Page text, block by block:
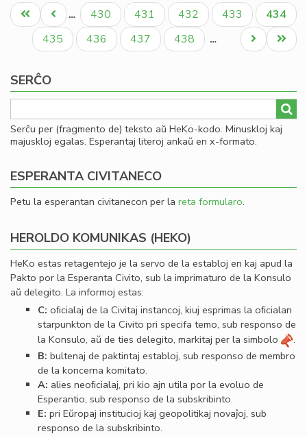
en
la
Pagination
Unua
paĝo
Antaŭa
paĝo
… Paĝo
430 Paĝo
431 Paĝo
432 Paĝo
433
Aktuala
paĝo
434
Paĝo
435 Paĝo
436 Paĝo
437 Paĝo
438 …
Last
page
Next
page
SERĈO
Serĉu per (fragmento de) teksto aŭ HeKo-kodo. Minuskloj kaj
majuskloj egalas. Esperantaj literoj ankaŭ en x-formato.
ESPERANTA CIVITANECO
Petu la esperantan civitanecon per la reta formularo.
HEROLDO KOMUNIKAS (HEKO)
HeKo estas retagentejo je la servo de la establoj en kaj apud la
Pakto por la Esperanta Civito, sub la imprimaturo de la Konsulo
aŭ delegito. La informoj estas:
C: oﬁcialaj de la Civitaj instancoj, kiuj esprimas la oﬁcialan
starpunkton de la Civito pri specifa temo, sub responso de
la Konsulo, aŭ de ties delegito, markitaj per la simbolo
.
B: bultenaj de paktintaj establoj, sub responso de membro
de la koncerna komitato.
A: alies neoﬁcialaj, pri kio ajn utila por la evoluo de
Esperantio, sub responso de la subskribinto.
E: pri Eŭropaj institucioj kaj geopolitikaj novaĵoj, sub
responso de la subskribinto.